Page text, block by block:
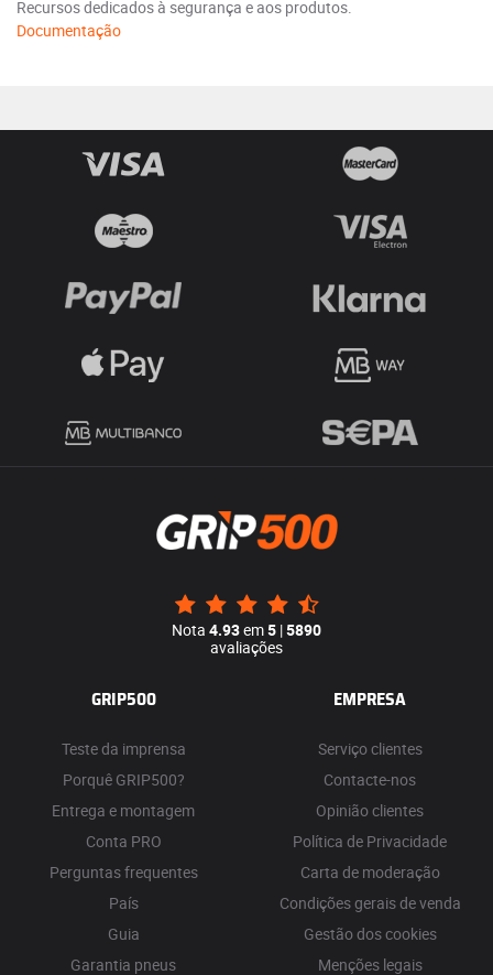
Recursos dedicados à segurança e aos produtos.
Documentação
Nota 4.93em5 |5890
avaliações
GRIP500
Teste da imprensa
Porquê GRIP500?
Entrega e montagem
Conta PRO
Perguntas frequentes
País
Guia
Garantia pneus
EMPRESA
Serviço clientes
Contacte-nos
Opinião clientes
Política de Privacidade
Carta de moderação
Condições gerais de venda
Gestão dos cookies
Menções legais